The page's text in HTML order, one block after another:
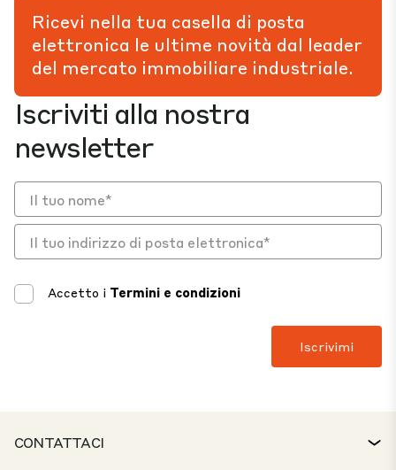
Iscriviti alla nostra
newsletter
Accetto i Termini e condizioni
Ricevi nella tua casella di posta
elettronica le ultime novità dal leader
del mercato immobiliare industriale.
CONTATTACI